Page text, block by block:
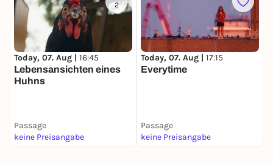
2
Today, 07. Aug | 16:45
Lebensansichten eines
Huhns
Passage
keine Preisangabe
Today, 07. Aug | 17:15
Everytime
Passage
keine Preisangabe